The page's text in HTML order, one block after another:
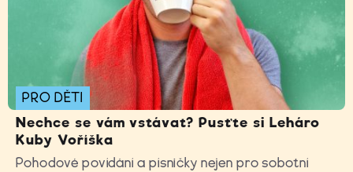
PRO DĚTI
Nechce se vám vstávat? Pusťte si Leháro
Kuby Voříška
Pohodové povídání a písničky nejen pro sobotní